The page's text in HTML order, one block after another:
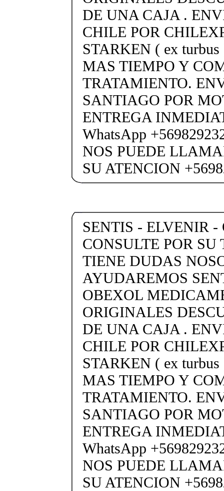
DE UNA CAJA .
CHILE POR
STARKEN ( ex
MAS TIEMPO Y
TRATAMIENTO.
SANTIAGO POR
ENTREGA
WhatsApp
NOS PUEDE
SU ATENCION
SENTIS - ELVENIR
CONSULTE POR
TIENE DUDAS
AYUDAREMOS
OBEXOL
ORIGINALES
DE UNA CAJA .
CHILE POR
STARKEN ( ex
MAS TIEMPO Y
TRATAMIENTO.
SANTIAGO POR
ENTREGA
WhatsApp
NOS PUEDE
SU ATENCION